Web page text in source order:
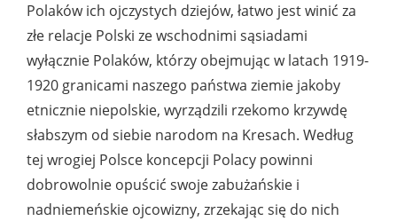
Polaków ich ojczystych dziejów, łatwo jest winić za
złe relacje Polski ze wschodnimi sąsiadami
wyłącznie Polaków, którzy obejmując w latach 1919-
1920 granicami naszego państwa ziemie jakoby
etnicznie niepolskie, wyrządzili rzekomo krzywdę
słabszym od siebie narodom na Kresach. Według
tej wrogiej Polsce koncepcji Polacy powinni
dobrowolnie opuścić swoje zabużańskie i
nadniemeńskie ojcowizny, zrzekając się do nich